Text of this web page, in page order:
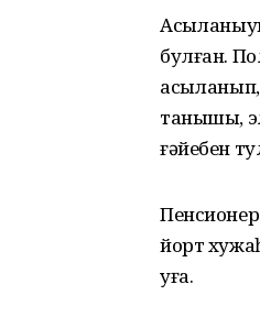
булған.
танышы,
ғәйебен
Пенсионер
йорт
уға.